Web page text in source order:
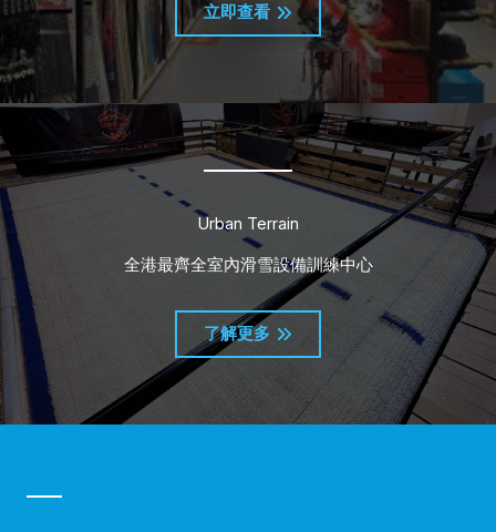
立即查看
Urban Terrain
全港最齊全室內滑雪設備訓練中心
了解更多